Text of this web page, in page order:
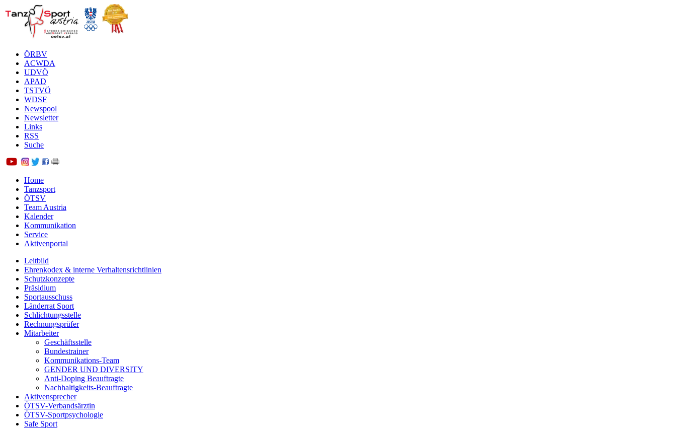
ÖRBV
ACWDA
UDVÖ
APAD
TSTVÖ
WDSF
Newspool
Newsletter
Links
RSS
Suche
Home
Tanzsport
ÖTSV
Team Austria
Kalender
Kommunikation
Service
Aktivenportal
Leitbild
Ehrenkodex & interne Verhaltensrichtlinien
Schutzkonzepte
Präsidium
Sportausschuss
Länderrat Sport
Schlichtungsstelle
Rechnungsprüfer
Mitarbeiter
Geschäftsstelle
Bundestrainer
Kommunikations-Team
GENDER UND DIVERSITY
Anti-Doping Beauftragte
Nachhaltigkeits-Beauftragte
Aktivensprecher
ÖTSV-Verbandsärztin
ÖTSV-Sportpsychologie
Safe Sport